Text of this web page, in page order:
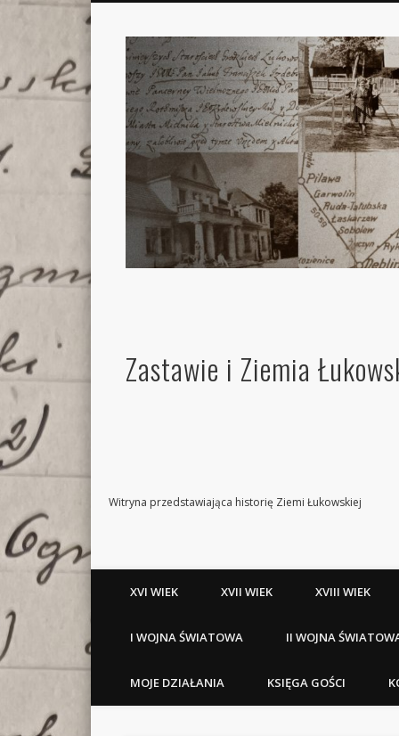
Zastawie i Ziemia
Witryna przedstawiająca historię Ziemi Łukowskiej
XVI WIEK XVII WIEK XVIII WIEK
I WOJNA ŚWIATOWA II WOJNA
MOJE DZIAŁANIA KSIĘGA GOŚCI